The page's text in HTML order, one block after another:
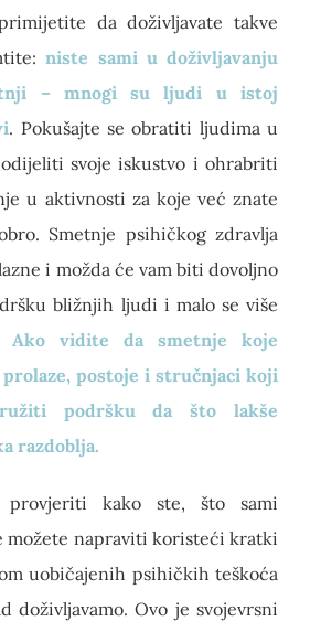
da doživljavate takve
niste sami u doživljavanju
– mnogi su ljudi u istoj
. Pokušajte se obratiti ljudima u
svoje iskustvo i ohrabriti
u aktivnosti za koje već znate
Smetnje psihičkog zdravlja
i možda će vam biti dovoljno
bližnjih ljudi i malo se više
Ako vidite da smetnje koje
postoje i stručnjaci koji
podršku da što lakše
razdoblja.
kako ste, što sami
možete napraviti koristeći kratki
uobičajenih psihičkih teškoća
doživljavamo. Ovo je svojevrsni